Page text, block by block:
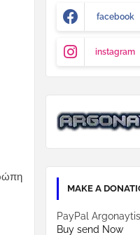
facebook
instagram
MAKE A
PayPal Argonaytis
Buy send Now